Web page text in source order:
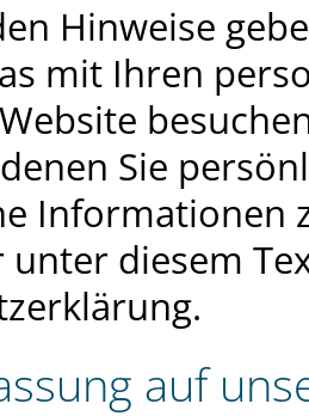
Hinweise
mit Ihren
Sie
Informationen
unter diesem
auf